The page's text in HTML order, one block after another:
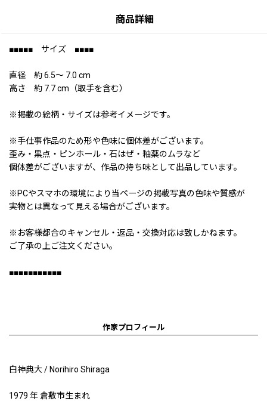
商品詳細
■■■■■ サイズ ■■■■
直径 約 6.5〜 7.0 cm
高さ 約 7.7 cm（取手を含む）
※掲載の絵柄・サイズは参考イメージです。
※手仕事作品のため形や色味に個体差がございます。
歪み・黒点・ピンホール・石はぜ・釉薬のムラなど
個体差がございますが、作品の持ち味として出品しています。
※PCやスマホの環境により当ページの掲載写真の色味や質感が
実物とは異なって見える場合がございます。
※お客様都合のキャンセル・返品・交換対応は致しかねます。
ご了承の上ご注文ください。
■■■■■■■■■■■
作家プロフィール
白神典大 / Norihiro Shiraga
1979 年 倉敷市生まれ